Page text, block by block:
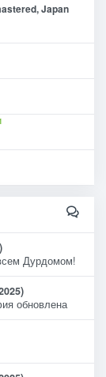
Japan
Дурдомом!
обновлена